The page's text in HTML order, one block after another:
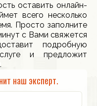
оставить онлайн-
всего несколько
Просто заполните
с Вами свяжется
подробную
и предложит
наш эксперт.